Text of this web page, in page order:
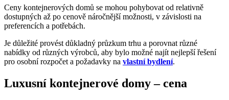
Ceny kontejnerových domů se mohou pohybovat od relativně
dostupných až po cenově náročnější možnosti, v závislosti na
preferencích a potřebách.
Je důležité provést důkladný průzkum trhu a porovnat různé
nabídky od různých výrobců, aby bylo možné najít nejlepší řešení
pro osobní rozpočet a požadavky na vlastní bydlení.
Luxusní kontejnerové domy – cena